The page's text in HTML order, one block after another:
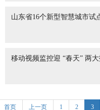
山东省16个新型智慧城市试
移动视频监控迎 “春天” 两
首页 上一页 1 2 3